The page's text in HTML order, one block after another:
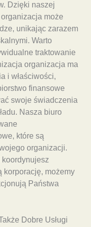
Dzięki naszej
może
unikając zarazem
Warto
traktowanie
organizacja ma
i właściwości,
finansowe
swoje świadczenia
Nasza biuro
które są
organizacji.
korporację, możemy
Państwa
Dobre Usługi